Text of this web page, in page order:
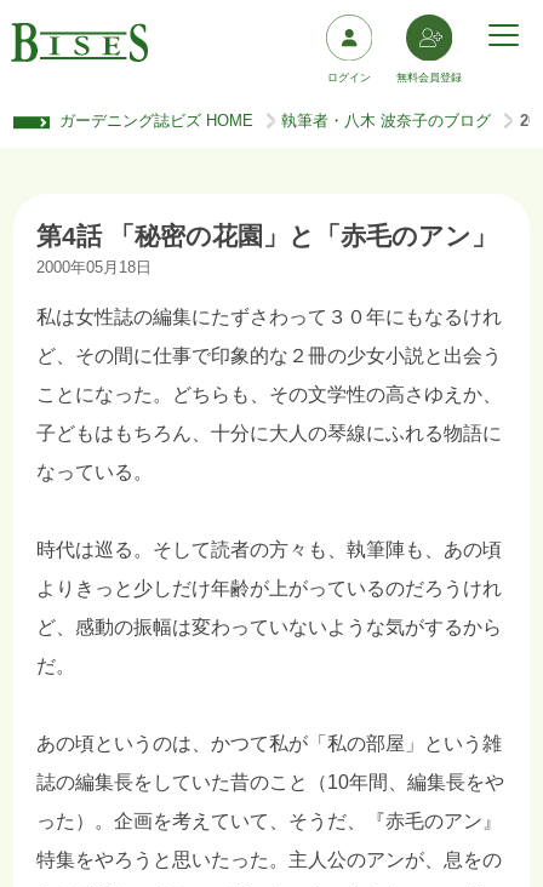
ログイン 無料会員登録
ガーデニング誌ビズ HOME > 執筆者・八木 波奈子のブログ >
第4話 「秘密の花園」と「赤毛のアン」
2000年05月18日
私は女性誌の編集にたずさわって３０年にもなるけれ
ど、その間に仕事で印象的な２冊の少女小説と出会う
ことになった。どちらも、その文学性の高さゆえか、
子どもはもちろん、十分に大人の琴線にふれる物語に
なっている。
時代は巡る。そして読者の方々も、執筆陣も、あの頃
よりきっと少しだけ年齢が上がっているのだろうけれ
ど、感動の振幅は変わっていないような気がするから
だ。
あの頃というのは、かつて私が「私の部屋」という雑
誌の編集長をしていた昔のこと（10年間、編集長をや
った）。企画を考えていて、そうだ、『赤毛のアン』
特集をやろうと思いたった。主人公のアンが、息をの